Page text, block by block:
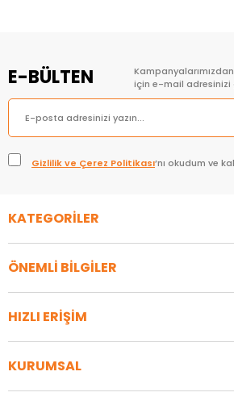
E-BÜLTEN
için e-mail adresinizi
Gizlilik ve Çerez Politikası’nı okudum ve
KATEGORİLER
ÖNEMLİ BİLGİLER
HIZLI ERİŞİM
KURUMSAL